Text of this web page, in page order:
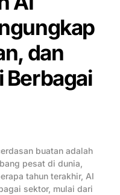
dan
Berbagai
buatan adalah
pesat di dunia,
tahun terakhir, AI
sektor, mulai dari